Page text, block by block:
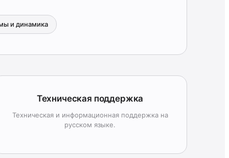
и динамика
Техническая поддержка
Техническая и информационная поддержка на
русском языке.